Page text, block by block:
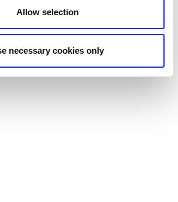
Allow selection
necessary cookies only